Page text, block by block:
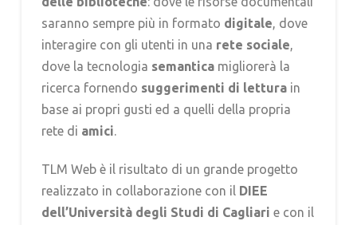
saranno sempre più in formato digitale, dove
interagire con gli utenti in una rete sociale,
dove la tecnologia semanticamigliorerà la
ricerca fornendo suggerimenti di letturain
base ai propri gusti ed a quelli della propria
rete di amici.
TLM Web è il risultato di un grande progetto
realizzato in collaborazione con il DIEE
dell’Università degli Studi di Cagliari e con il